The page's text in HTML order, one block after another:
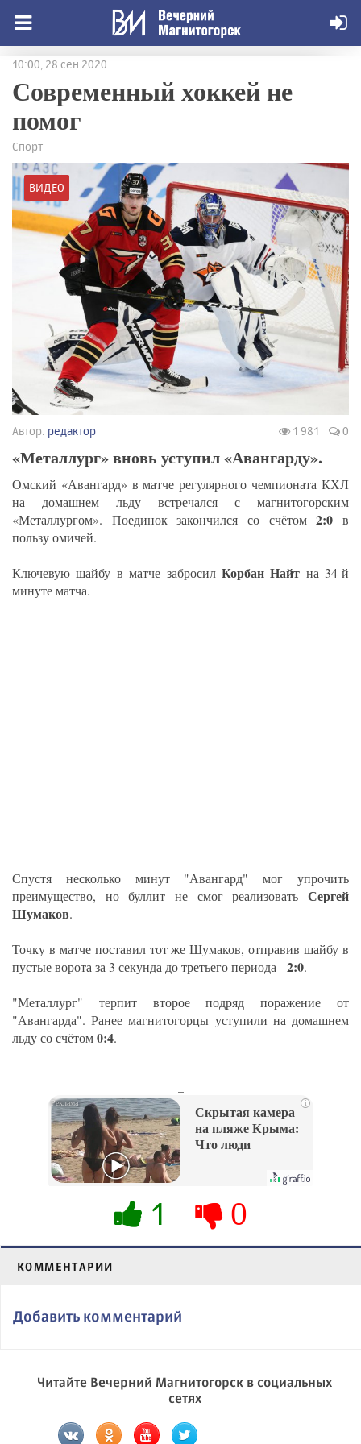
10:00, 28 сен 2020
Современный хоккей не
помог
Спорт
ВИДЕО
Автор: редактор 1 981 0
«Металлург» вновь уступил «Авангарду».
Омский «Авангард» в матче регулярного чемпионата КХЛ
на домашнем льду встречался с магнитогорским
«Металлургом». Поединок закончился со счётом2:0в
пользу омичей.
Ключевую шайбу в матче забросил Корбан Найт на 34-й
минуте матча.
Спустя несколько минут "Авангард" мог упрочить
преимущество, но буллит не смог реализовать Сергей
Шумаков.
Точку в матче поставил тот же Шумаков, отправив шайбу в
пустые ворота за 3 секунда до третьего периода -2:0.
"Металлург" терпит второе подряд поражение от
"Авангарда". Ранее магнитогорцы уступили на домашнем
льду со счётом0:4.
i
Скрытая камера
на пляже Крыма:
Что люди
их не видят...
1 0
КОММЕНТАРИИ
Добавить комментарий
Читайте Вечерний Магнитогорск в социальных
сетях